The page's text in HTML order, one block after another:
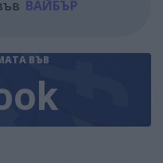
ВАЙБЪР
ВЪВ